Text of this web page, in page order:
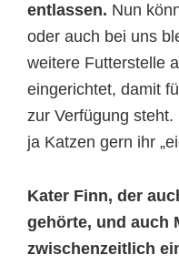
entlassen. Nun
oder auch bei uns
weitere Futterstelle
eingerichtet, damit
zur Verfügung
ja Katzen gern ihr
Kater Finn, der
gehörte, und auch
zwischenzeitlich